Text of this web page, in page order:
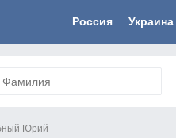
Россия Украина
Юрий